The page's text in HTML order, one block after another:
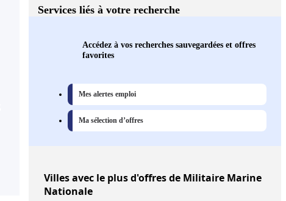
Services liés à votre recherche
Accédez à vos recherches sauvegardées et offres
favorites
Mes alertes emploi
Ma sélection d’offres
Villesavec le plus d'offres de Militaire Marine
Nationale